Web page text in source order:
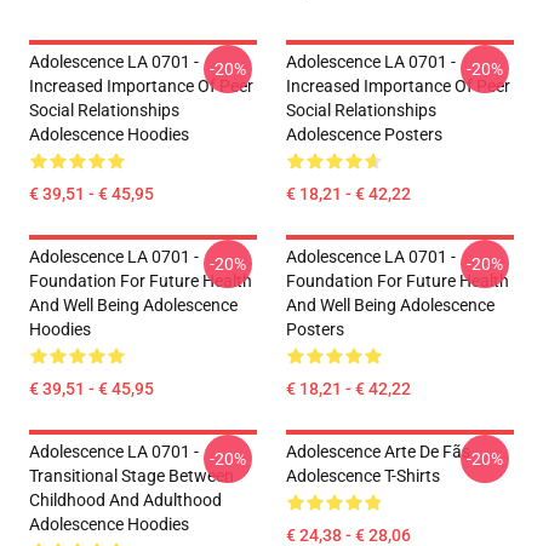
Adolescence LA 0701 -
Increased Importance Of Peer
Social Relationships
Adolescence Hoodies
€ 39,51 - € 45,95
-20%
Adolescence LA 0701 -
Increased Importance Of Peer
Social Relationships
Adolescence Posters
€ 18,21 - € 42,22
-20%
Adolescence LA 0701 -
Foundation For Future Health
And Well Being Adolescence
Hoodies
€ 39,51 - € 45,95
-20%
Adolescence LA 0701 -
Foundation For Future Health
And Well Being Adolescence
Posters
€ 18,21 - € 42,22
-20%
Adolescence LA 0701 -
Transitional Stage Between
Childhood And Adulthood
Adolescence Hoodies
-20%
Adolescence Arte De Fãs
Adolescence T-Shirts
€ 24,38 - € 28,06
-20%